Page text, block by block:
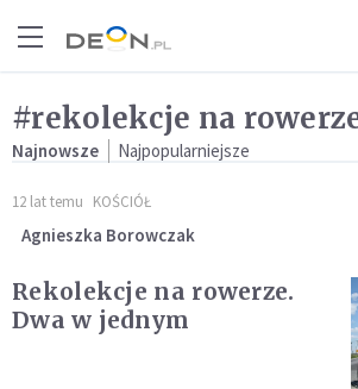
#rekolekcje na
Najnowsze Najpopularniejsze
12 lat temu KOŚCIÓŁ
Agnieszka Borowczak
Rekolekcje na rowerze.
Dwa w jednym